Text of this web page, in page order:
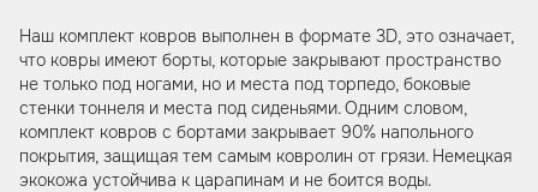
Наш комплект ковров выполнен в формате 3D, это означает,
что ковры имеют борты, которые закрывают пространство
не только под ногами, но и места под торпедо, боковые
стенки тоннеля и места под сиденьями. Одним словом,
комплект ковров с бортами закрывает 90% напольного
покрытия, защищая тем самым ковролин от грязи. Немецкая
экокожа устойчива к царапинам и не боится воды.